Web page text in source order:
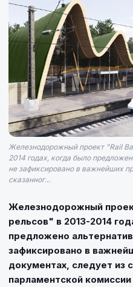
Железнодорожный проект "Rail
2014 годах, когда было
не зафиксировано в важнейших
сказанног...
Железнодорожный
рельсов" в 2013-2014
предложено
зафиксировано в
документах, следует из
парламентской